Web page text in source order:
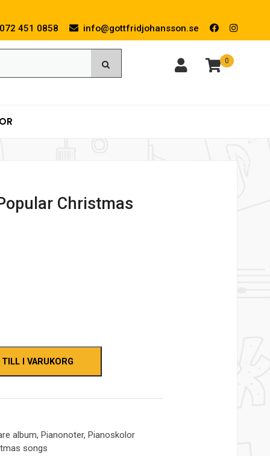
072 451 0858 info@gottfridjohansson.se
0
Christmas
I VARUKORG
album,Pianonoter,Pianoskolor
songs